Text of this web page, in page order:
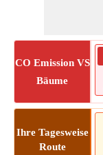
CO Emission VS
Bäume
Ihre Tagesweise
Route